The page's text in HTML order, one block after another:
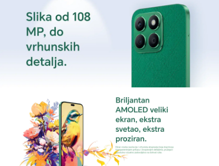
standarde u segmentu.
Bateriija i punjenje
Što se baterije tiče možda je mogla da bude jača,
ali u sastavu sa ovim procesorom drži i više nego
što se očekivalo. Kad smo kod punjača, Honor
X8b dolazi u kutiji samo sa kablom. Punjač
preporučljivo kupiti originalanHonor punjač
neki sertifikovani punjač za Honor X8b.
Zaključak
Honor X8b predstavlja izvanrednu investiciju za